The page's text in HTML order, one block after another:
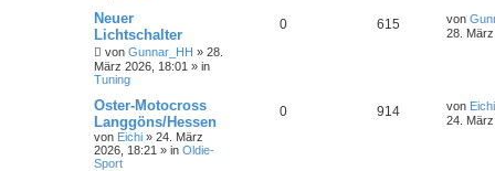
Neuer
Lichtschalter
von Gunnar_HH » 28.
März 2026, 18:01 » in
Tuning
0 615 von
28.
Oster-Motocross
Langgöns/Hessen
von Eichi » 24. März
2026, 18:21 » in Oldie-
Sport
0 914 von Eichi
24.